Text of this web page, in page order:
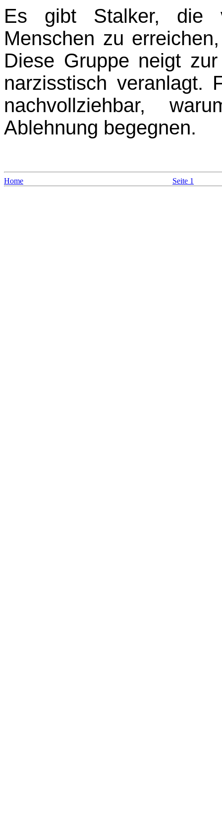
Es gibt Stalker, die
Menschen zu
Diese Gruppe neigt
narzisstisch veranlagt.
nachvollziehbar,
Ablehnung begegnen.
Home Seite 1